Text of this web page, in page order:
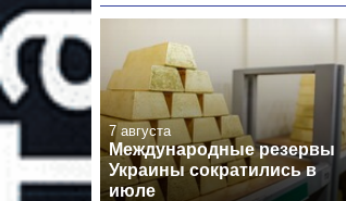
7 августа
Международные резервы
Украины сократились в
июле